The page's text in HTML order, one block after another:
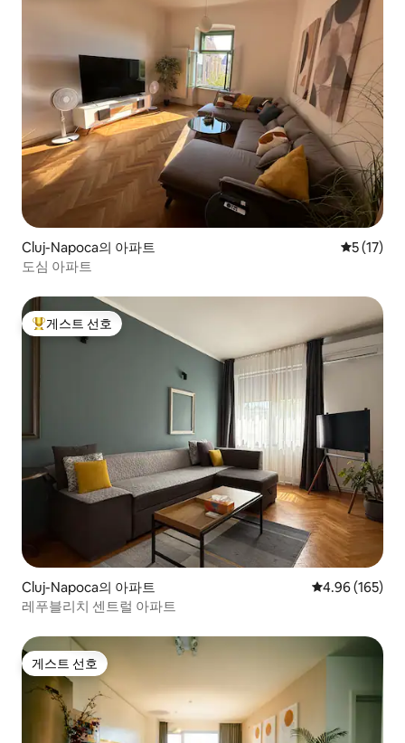
Cluj-Napoca의 아파트 평점 5점
5 (17)
도심 아파트
상위 게스트 선호
게스트 선호
Cluj-Napoca의 아파트 평점 4.96점(5
4.96 (165)
레푸블리치 센트럴 아파트
게스트 선호
게스트 선호